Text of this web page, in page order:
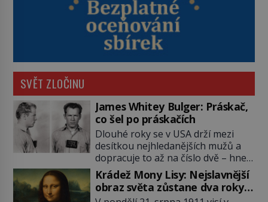
SVĚT ZLOČINU
James Whitey Bulger: Práskač,
co šel po práskačích
Dlouhé roky se v USA drží mezi
desítkou nejhledanějších mužů a
dopracuje to až na číslo dvě – hned
po Usámovi bin Ládinovi (1957–
2011). To je James „Whitey“ Bulger
(1929–2018) viněný ze spoluúčasti
Krádež Mony Lisy: Nejslavnější
obraz světa zůstane dva roky